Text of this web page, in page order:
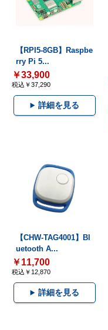
【RPI5-8GB】Raspbe
rry Pi 5...
￥33,900
税込￥37,290
詳細を見る
【CHW-TAG4001】Bl
uetooth A...
￥11,700
税込￥12,870
詳細を見る